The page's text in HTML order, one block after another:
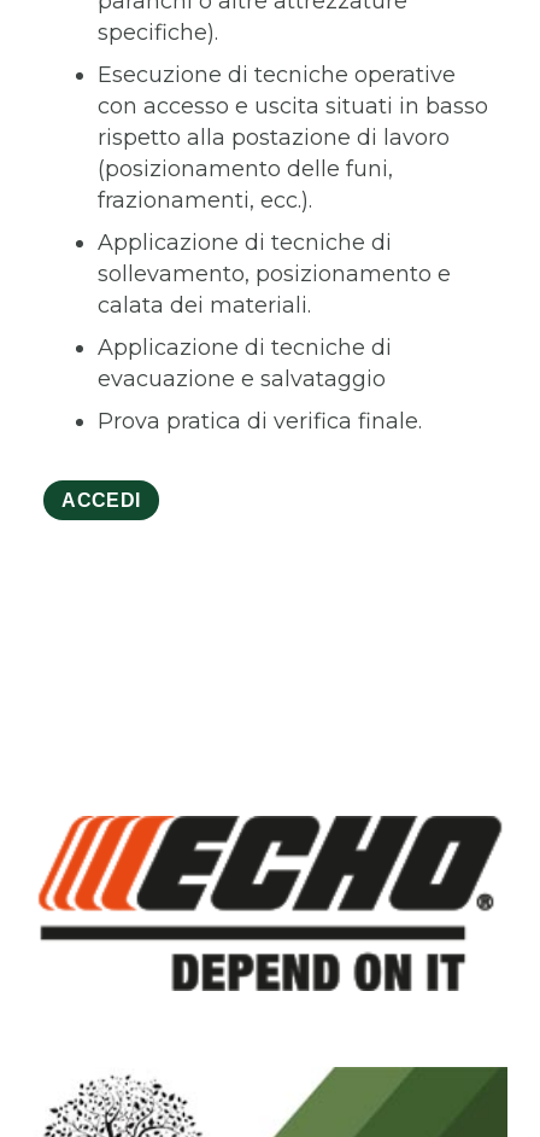
specifiche).
Esecuzione di tecniche operative
con accesso e uscita situati in basso
rispetto alla postazione di lavoro
(posizionamento delle funi,
frazionamenti, ecc.).
Applicazione di tecniche di
sollevamento, posizionamento e
calata dei materiali.
Applicazione di tecniche di
evacuazione e salvataggio
Prova pratica di verifica finale.
ACCEDI